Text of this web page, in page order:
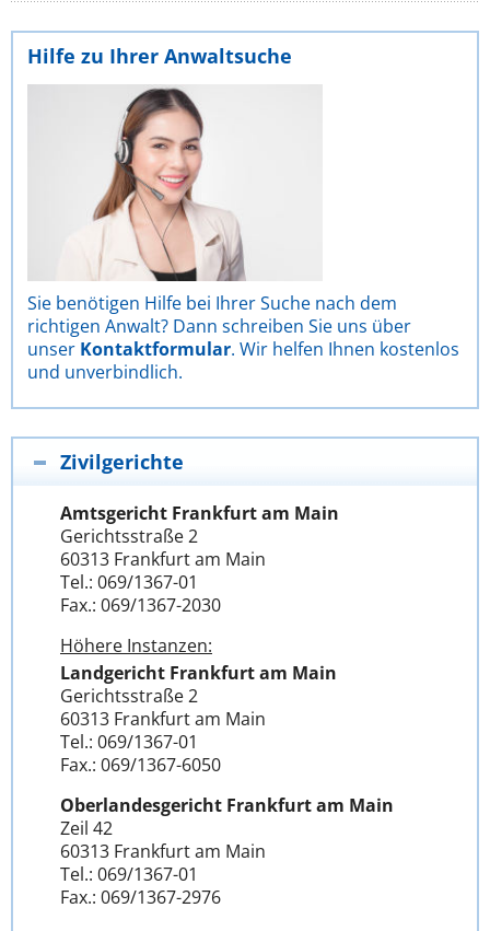
Hilfe zu Ihrer Anwaltsuche
Sie benötigen Hilfe bei Ihrer Suche nach dem
richtigen Anwalt? Dann schreiben Sie uns über
unser Kontaktformular. Wir helfen Ihnen kostenlos
und unverbindlich.
Zivilgerichte
Amtsgericht Frankfurt am Main
Gerichtsstraße 2
60313 Frankfurt am Main
Tel.: 069/1367-01
Fax.: 069/1367-2030
Höhere Instanzen:
Landgericht Frankfurt am Main
Gerichtsstraße 2
60313 Frankfurt am Main
Tel.: 069/1367-01
Fax.: 069/1367-6050
Oberlandesgericht Frankfurt am Main
Zeil 42
60313 Frankfurt am Main
Tel.: 069/1367-01
Fax.: 069/1367-2976